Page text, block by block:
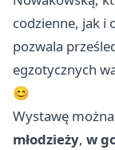
codzienne, jak i
pozwala
egzotycznych
😊
Wystawę
młodzieży, w